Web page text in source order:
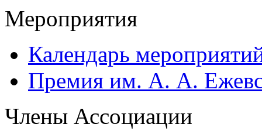
Мероприятия
Календарь
Премия им. А. А.
Члены Ассоциации